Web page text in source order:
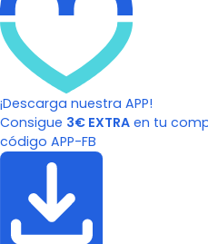
¡Descarga nuestra APP!
Consigue 3€ EXTRA en tu
código APP-FB